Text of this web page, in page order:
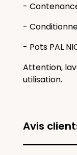
-
-
- Pots PAL
Attention,
utilisation.
Avis